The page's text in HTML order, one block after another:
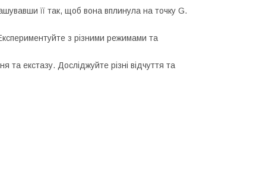
її так, щоб вона вплинула на точку G.
з різними режимами та
екстазу. Досліджуйте різні відчуття та